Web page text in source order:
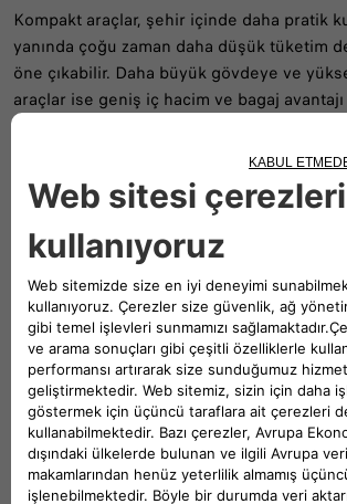
Kompakt araçlar, şehir içinde daha pratik
yanında çoğu zaman daha düşük tüketim
öne çıkabilir. Daha büyük gövdeye ve
araçlar ise geniş iç hacim ve bagaj avantajı
Bu nedenle araç boyutu seçilirken
genişlik değil, günlük kullanım ihtiyacı da
İhtiyaçtan büyük bir araç tercih etmek,
maliyetini artırabilir.
Şanzıman Seçimine
Şanzıman yapısı, motorun ürettiği gücün
aktarıldığını belirler. Bu nedenle yakıt
etkili olabilir. Manuel ve otomatik
alışkanlıklarına göre farklı tüketim